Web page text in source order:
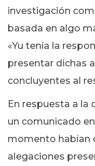
investigación
basada en algo
«Yu tenía la
presentar dichas
concluyentes al
En respuesta a la
un comunicado
momento habían
alegaciones